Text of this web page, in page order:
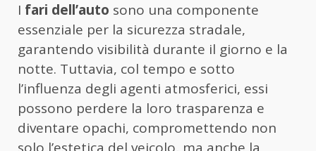
I fari dell’auto sono una componente
essenziale per la sicurezza stradale,
garantendo visibilità durante il giorno e la
notte. Tuttavia, col tempo e sotto
l’influenza degli agenti atmosferici, essi
possono perdere la loro trasparenza e
diventare opachi, compromettendo non